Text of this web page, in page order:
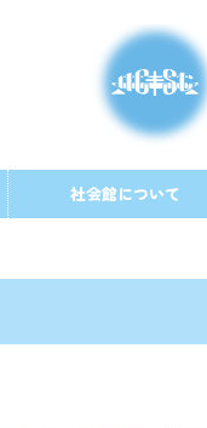
社会館について